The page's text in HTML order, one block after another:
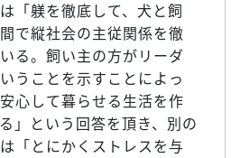
「躾を徹底して、犬と飼
で縦社会の主従関係を徹
る。飼い主の方がリーダ
うことを示すことによっ
心して暮らせる生活を作
」という回答を頂き、別の
「とにかくストレスを与